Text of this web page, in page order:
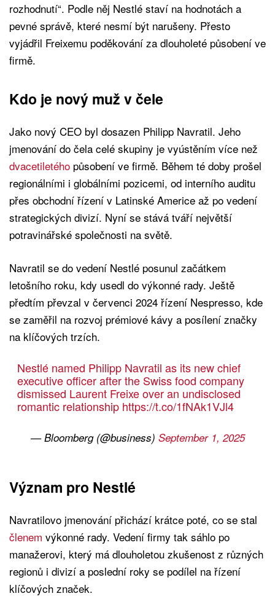
rozhodnutí“. Podle něj Nestlé staví na hodnotách a
pevné správě, které nesmí být narušeny. Přesto
vyjádřil Freixemu poděkování za dlouholeté působení ve
firmě.
Kdo je nový muž v čele
Jako nový CEO byl dosazen Philipp Navratil. Jeho
jmenování do čela celé skupiny je vyústěním více než
dvacetiletého působení ve firmě. Během té doby prošel
regionálními i globálními pozicemi, od interního auditu
přes obchodní řízení v Latinské Americe až po vedení
strategických divizí. Nyní se stává tváří největší
potravinářské společnosti na světě.
Navratil se do vedení Nestlé posunul začátkem
letošního roku, kdy usedl do výkonné rady. Ještě
předtím převzal v červenci 2024 řízení Nespresso, kde
se zaměřil na rozvoj prémiové kávy a posílení značky
na klíčových trzích.
Nestlé named Philipp Navratil as its new chief
executive officer after the Swiss food company
dismissed Laurent Freixe over an undisclosed
romantic relationship https://t.co/1fNAk1VJl4
— Bloomberg (@business) September 1, 2025
Význam pro Nestlé
Navratilovo jmenování přichází krátce poté, co se stal
členem výkonné rady. Vedení firmy tak sáhlo po
manažerovi, který má dlouholetou zkušenost z různých
regionů i divizí a poslední roky se podílel na řízení
klíčových značek.